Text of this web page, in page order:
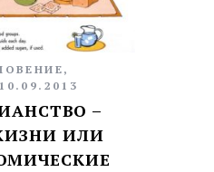
,
10.09.2013
–
ИЛИ